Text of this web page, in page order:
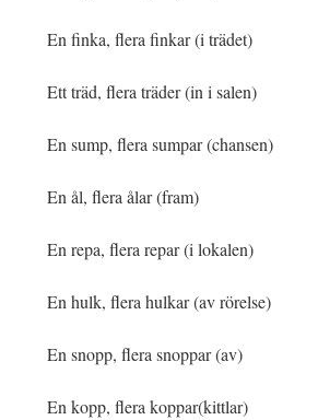
En finka, flera finkar (i trädet)
Ett träd, flera träder (in i salen)
En sump, flera sumpar (chansen)
En ål, flera ålar (fram)
En repa, flera repar (i lokalen)
En hulk, flera hulkar (av rörelse)
En snopp, flera snoppar (av)
En kopp, flera koppar(kittlar)